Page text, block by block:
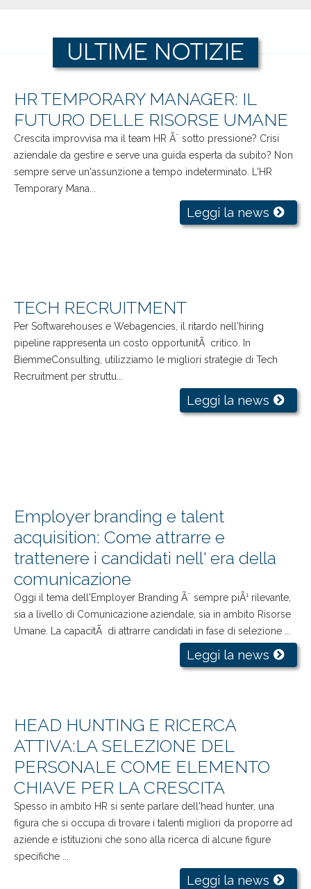
ULTIME NOTIZIE
HR TEMPORARY MANAGER: IL
FUTURO DELLE RISORSE UMANE
Crescita improvvisa ma il team HR Ã¨ sotto pressione? Crisi
aziendale da gestire e serve una guida esperta da subito? Non
sempre serve un'assunzione a tempo indeterminato. L'HR
Temporary Mana...
Leggi la news
TECH RECRUITMENT
Per Softwarehouses e Webagencies, il ritardo nell'hiring
pipeline rappresenta un costo opportunitÃ critico. In
BiemmeConsulting, utilizziamo le migliori strategie di Tech
Recruitment per struttu...
Leggi la news
Employer branding e talent
acquisition: Come attrarre e
trattenere i candidati nell' era della
comunicazione
Oggi il tema dell'Employer Branding Ã¨ sempre piÃ¹ rilevante,
sia a livello di Comunicazione aziendale, sia in ambito Risorse
Umane. La capacitÃ di attrarre candidati in fase di selezione ...
Leggi la news
HEAD HUNTING E RICERCA
ATTIVA:LA SELEZIONE DEL
PERSONALE COME ELEMENTO
CHIAVE PER LA CRESCITA
Spesso in ambito HR si sente parlare dell'head hunter, una
figura che si occupa di trovare i talenti migliori da proporre ad
aziende e istituzioni che sono alla ricerca di alcune figure
specifiche ...
Leggi la news